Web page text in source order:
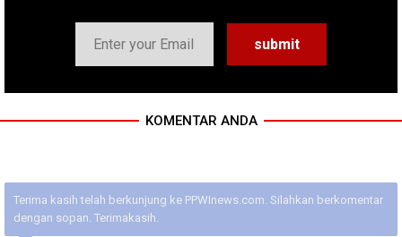
KOMENTAR ANDA
Terima kasih telah berkunjung ke PPWInews.com. Silahkan berkomentar
dengan sopan. Terimakasih.